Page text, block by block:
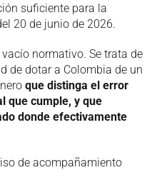
suficiente para la
20 de junio de 2026.
normativo. Se trata de
de dotar a Colombia de un
que distinga el error
que cumple, y que
donde efectivamente
de acompañamiento